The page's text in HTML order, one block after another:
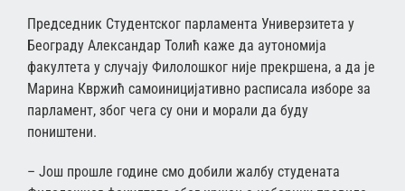
Председник Студентског парламента Универзитета у
Београду Александар Толић каже да аутономија
факултета у случају Филолошког није прекршена, а да је
Марина Квржић самоиницијативно расписала изборе за
парламент, због чега су они и морали да буду
поништени.
– Још прошле године смо добили жалбу студената